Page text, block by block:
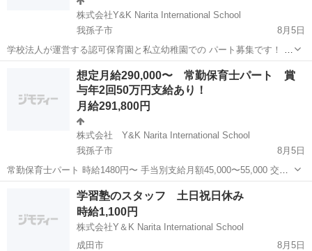
株式会社Y&K Narita International School
我孫子市
8月5日
学校法人が運営する認可保育園と私立幼稚園での パート募集です！ ブ
ランクがある方、産後復帰を考えている方！どなたでも大歓迎です！
残業なし、福利厚生がばっちりの園で働きませんか？ 職員数 (保育園)
我孫子市 保育士
想定月給290,000〜 常勤保育士パート 賞
与年2回50万円支給あり！
月給291,800円
株式会社 Y&K Narita International School
我孫子市
8月5日
常勤保育士パート 時給1480円〜 手当別支給月額45,000〜55,000 交通
費月額上限10万円支給 賞与年2回つき（50万円前後） 想定月給
290,000〜 想定年収 4,000,000〜 ...
我孫子市 保育士
学習塾のスタッフ 土日祝日休み
時給1,100円
株式会社Y＆K Narita International School
成田市
8月5日